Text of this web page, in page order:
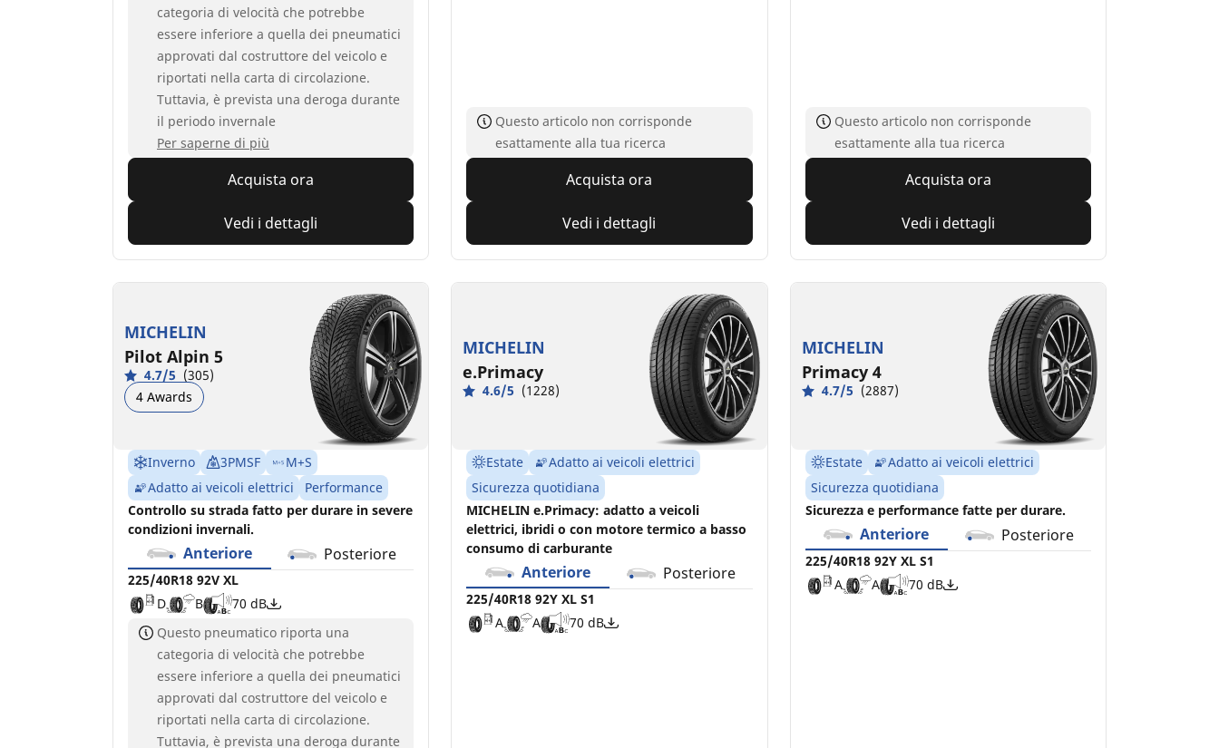
categoria di velocità che potrebbe
essere inferiore a quella dei pneumatici
approvati dal costruttore del veicolo e
riportati nella carta di circolazione.
Tuttavia, è prevista una deroga durante
il periodo invernale
Per saperne di più
Acquista ora
Vedi i dettagli
Questo articolo non corrisponde
esattamente alla tua ricerca
Acquista ora
Vedi i dettagli
Questo articolo non corrisponde
esattamente alla tua ricerca
Acquista ora
Vedi i dettagli
MICHELIN
Pilot Alpin 5
4.7/5 (305)
4 Awards
Inverno 3PMSF
M+S
Adatto ai veicoli elettrici
Performance
Controllo su strada fatto per durare in severe
condizioni invernali.
Anteriore Posteriore
225/40R18 92V XL
D
B 70 dB
Questo pneumatico riporta una
categoria di velocità che potrebbe
essere inferiore a quella dei pneumatici
approvati dal costruttore del veicolo e
riportati nella carta di circolazione.
Tuttavia, è prevista una deroga durante
MICHELIN
e.Primacy
4.6/5 (1228)
Estate
Adatto ai veicoli elettrici
Sicurezza quotidiana
MICHELIN e.Primacy: adatto a veicoli
elettrici, ibridi o con motore termico a basso
consumo di carburante
Anteriore Posteriore
225/40R18 92Y XL S1
A
A 70 dB
MICHELIN
Primacy 4
4.7/5 (2887)
Estate
Adatto ai veicoli elettrici
Sicurezza quotidiana
Sicurezza e performance fatte per durare.
Anteriore Posteriore
225/40R18 92Y XL S1
A
A 70 dB